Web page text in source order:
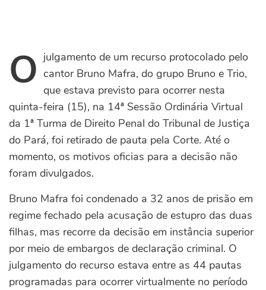
Ojulgamento de um recurso protocolado pelo
cantor Bruno Mafra, do grupo Bruno e Trio,
que estava previsto para ocorrer nesta
quinta-feira (15), na 14ª Sessão Ordinária Virtual
da 1ª Turma de Direito Penal do Tribunal de Justiça
do Pará, foi retirado de pauta pela Corte. Até o
momento, os motivos oficias para a decisão não
foram divulgados.
Bruno Mafra foi condenado a 32 anos de prisão em
regime fechado pela acusação de estupro das duas
filhas, mas recorre da decisão em instância superior
por meio de embargos de declaração criminal. O
julgamento do recurso estava entre as 44 pautas
programadas para ocorrer virtualmente no período